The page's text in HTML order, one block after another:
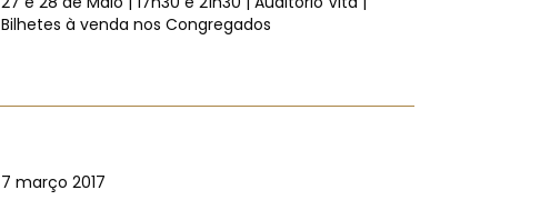
Bilhetes à venda nos Congregados
7 março 2017